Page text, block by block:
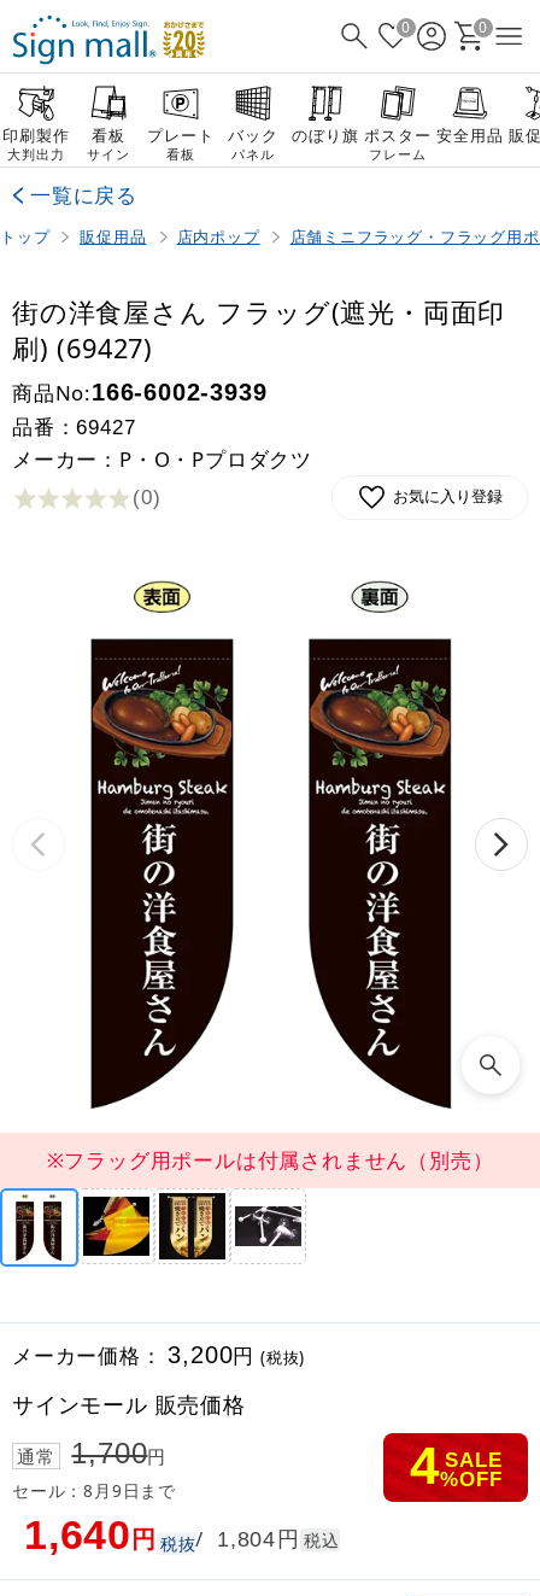
0 0
印刷製作
大判出力
看板
サイン
プレート
看板
バック
パネル
のぼり旗 ポスター
フレーム
安全用品 販
一覧に戻る
トップ 販促用品 店内ポップ 店舗ミニフラッグ・フラッグ用
※フラッグ用ポールは付属されません（別売）
街の洋食屋さん フラッグ(遮光・両面印
刷) (69427)
商品No:166-6002-3939
品番：69427
メーカー：P・O・Pプロダクツ
(0) お気に入り登録
メーカー価格：3,200円(税抜)
サインモール 販売価格
通常 1,700円
セール：8月9日まで 4 SALE
%OFF
1,640円 税抜/ 1,804円 税込